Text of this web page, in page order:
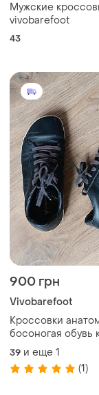
Мужские
vivobarefoot
43
900 грн
Vivobarefoot
Кроссовки
босоногая обувь
40 vivobarefoot
39 и еще 1
(1)